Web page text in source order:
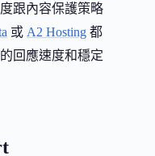
跟內容保護策略
或 A2 Hosting 都
回應速度和穩定